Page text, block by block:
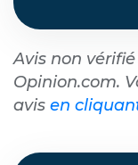
Avis non
Opinion.com.
avis en